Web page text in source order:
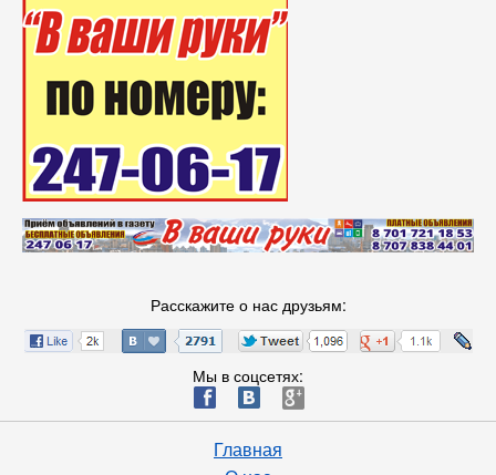
Расскажите о нас друзьям:
Мы в соцсетях:
ä æ è
Главная